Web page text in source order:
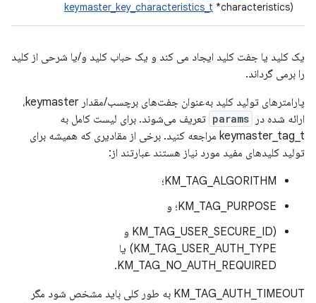
keymaster_key_characteristics_t *characteristics)
یک کلید یا جفت کلید ایجاد می کند و یک حباب کلید و/یا شرحی از کلید
را برمی گرداند.
پارامترهای تولید کلید به‌عنوان جفت‌های برچسب/مقدار keymaster،
ارائه شده در
params تعریف می‌شوند. برای لیست کامل به
keymaster_tag_t مراجعه کنید. برخی از مقادیری که همیشه برای
تولید کلیدهای مفید مورد نیاز هستند عبارتند از:
KM_TAG_ALGORITHM؛
KM_TAG_PURPOSE؛ و
(KM_TAG_USER_SECURE_ID و
KM_TAG_USER_AUTH_TYPE) یا
KM_TAG_NO_AUTH_REQUIRED.
KM_TAG_AUTH_TIMEOUT به طور کلی باید مشخص شود مگر